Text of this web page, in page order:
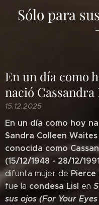
Sólo para
En un día como
nació
15.12.2025
En un día como hoy
Sandra Colleen Waites
conocida como
(15/12/1948 - 28/12/
difunta mujer de Pierce
fue la condesa Lisl en
sus ojos (For Your